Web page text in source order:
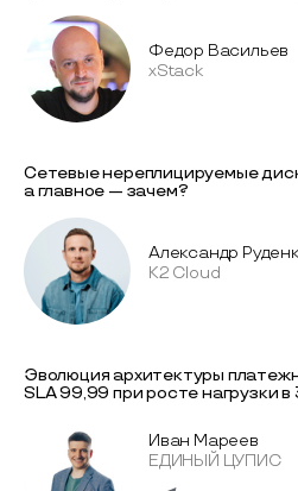
Федор Васильев
xStack
Сетевые нереплицируемые
а главное — зачем?
Александр
K2 Cloud
Эволюция архитектуры
SLA 99,99 при росте нагрузки в
Иван Мареев
ЕДИНЫЙ ЦУПИС